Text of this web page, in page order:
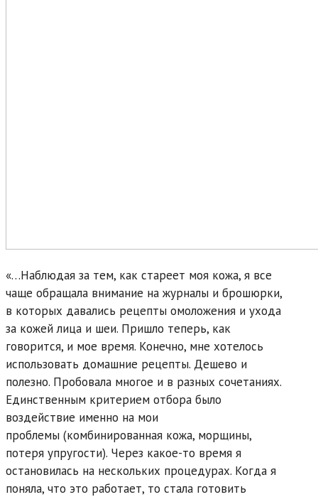
«…Наблюдая за тем, как стареет моя кожа, я все
чаще обращала внимание на журналы и брошюрки,
в которых давались рецепты омоложения и ухода
за кожей лица и шеи. Пришло теперь, как
говорится, и мое время. Конечно, мне хотелось
использовать домашние рецепты. Дешево и
полезно. Пробовала многое и в разных сочетаниях.
Единственным критерием отбора было
воздействие именно на мои
проблемы (комбинированная кожа, морщины,
потеря упругости). Через какое-то время я
остановилась на нескольких процедурах. Когда я
поняла, что это работает, то стала готовить